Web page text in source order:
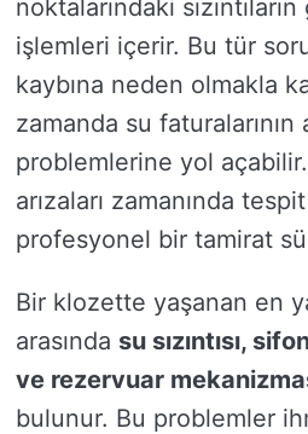
noktalarındaki
işlemleri içerir. Bu tür
kaybına neden olmakla
zamanda su
problemlerine yol
arızaları zamanında
profesyonel bir tamirat
Bir klozette yaşanan en
arasında su sızıntısı,
ve rezervuar
bulunur. Bu problemler